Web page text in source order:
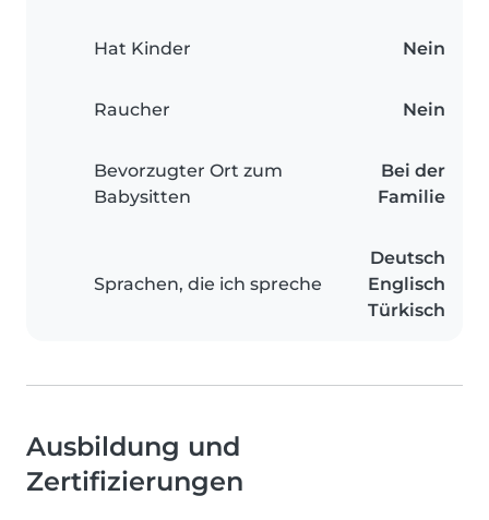
Hat Kinder Nein
Raucher Nein
Bevorzugter Ort zum
Babysitten
Bei der
Familie
Sprachen, die ich spreche
Deutsch
Englisch
Türkisch
Ausbildung und
Zertifizierungen